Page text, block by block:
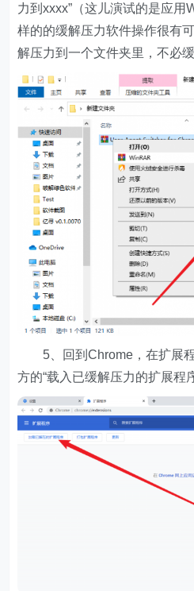
力到xxxx”（这儿演试的是应用
样的的缓解压力软件操作很有
解压力到一个文件夹里，不必
5、回到Chrome，在扩展程
方的“载入已缓解压力的扩展程序